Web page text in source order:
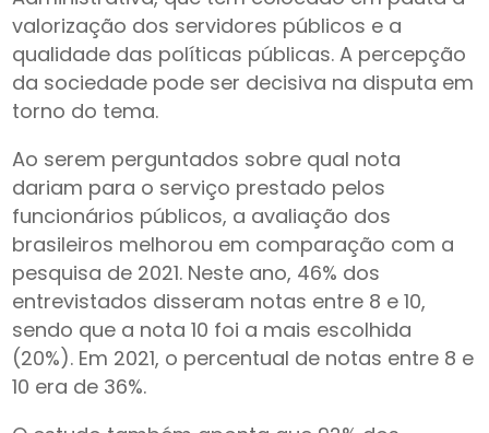
valorização dos servidores públicos e a
qualidade das políticas públicas. A percepção
da sociedade pode ser decisiva na disputa em
torno do tema.
Ao serem perguntados sobre qual nota
dariam para o serviço prestado pelos
funcionários públicos, a avaliação dos
brasileiros melhorou em comparação com a
pesquisa de 2021. Neste ano, 46% dos
entrevistados disseram notas entre 8 e 10,
sendo que a nota 10 foi a mais escolhida
(20%). Em 2021, o percentual de notas entre 8 e
10 era de 36%.